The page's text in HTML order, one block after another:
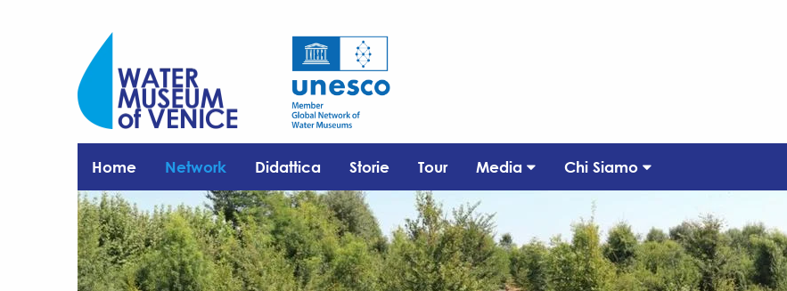
Home Network Didattica Storie Tour Media Chi Siamo